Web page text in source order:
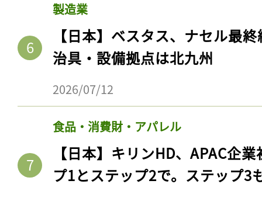
製造業
【日本】ベスタス、ナセル最
治具・設備拠点は北九州
2026/07/12
食品・消費財・アパレル
【日本】キリンHD、APAC企
プ1とステップ2で。ステップ3